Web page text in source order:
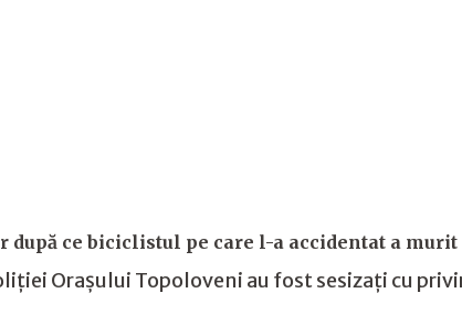
după ce biciclistul pe care l-a accidentat a murit
Orașului Topoloveni au fost sesizați cu